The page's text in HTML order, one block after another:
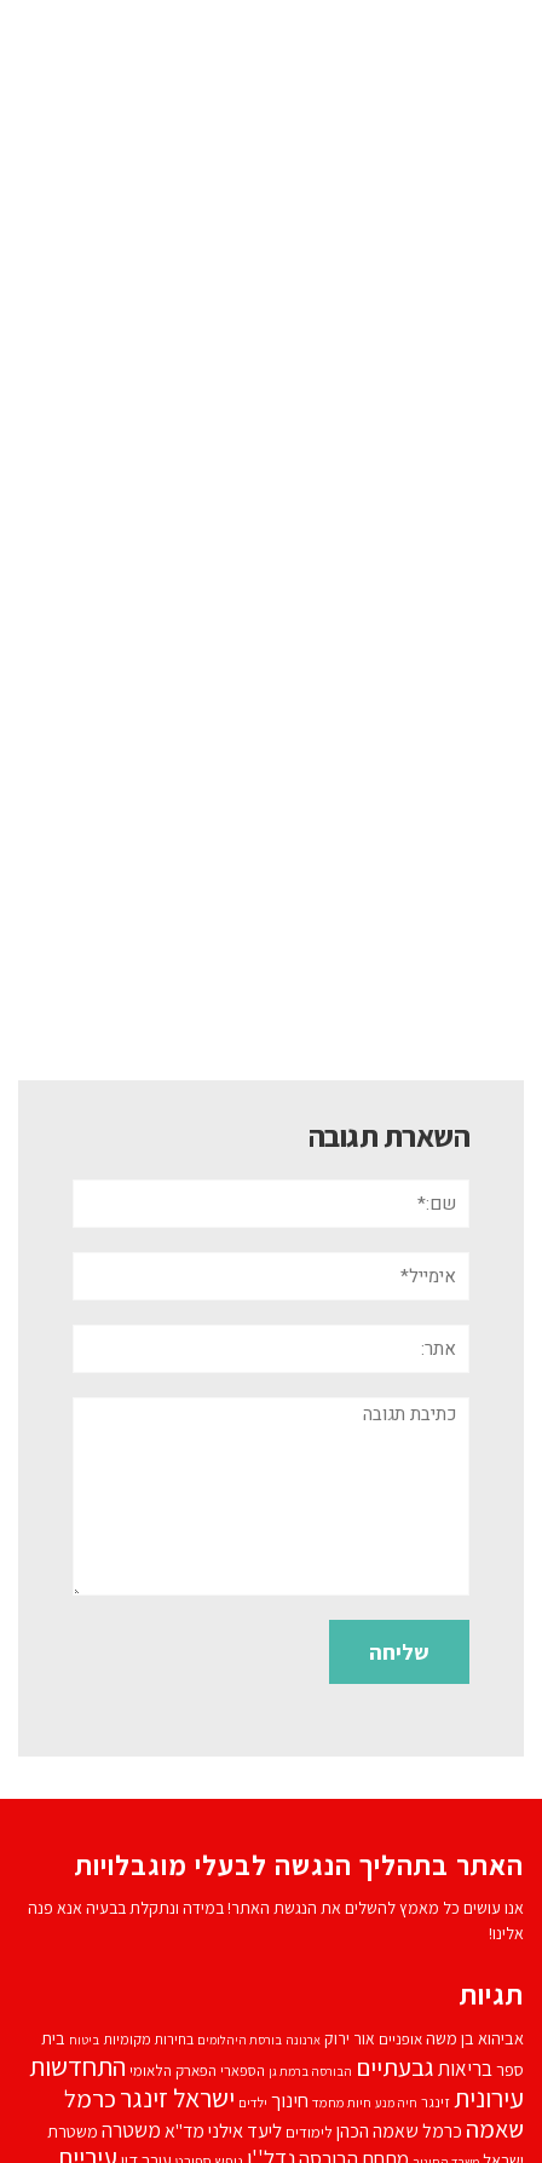
השארת תגובה
תגובה
האתר בתהליך הנגשה לבעלי מוגבלויות
אנו עושים כל מאמץ להשלים את הנגשת האתר! במידה ונתקלת בבעיה אנא פנה
אלינו!
תגיות
אביהוא בן משהאופניים אור ירוק ארנונה בורסת היהלומים בחירות מקומיות ביטוח בית
ספרבריאותגבעתיים הבורסה ברמת גן הספארי הפארק הלאומי התחדשות
עירוניתזינגר חיה מנע חיות מחמד חינוך ילדים ישראל זינגרכרמל
שאמה כרמל שאמה הכהן לימודים ליעד אילנימד''אמשטרה משטרת